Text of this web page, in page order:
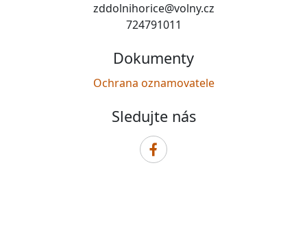
zddolnihorice@volny.cz
724791011
Dokumenty
Ochrana oznamovatele
Sledujte nás